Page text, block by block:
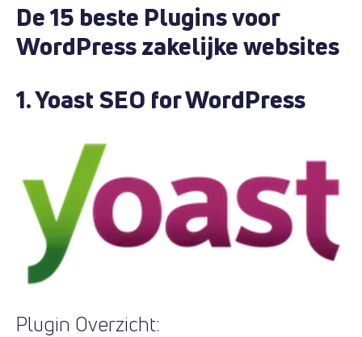
De 15 beste Plugins voor
WordPress zakelijke websites
1. Yoast SEO for WordPress
Plugin Overzicht: